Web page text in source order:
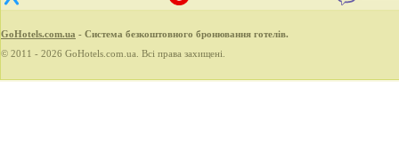
GoHotels.com.ua - Система безкоштовного бронювання готелів.
© 2011 - 2026 GoHotels.com.ua. Всі права захищені.